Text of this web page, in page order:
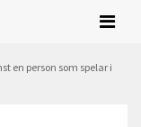
en person som spelar i